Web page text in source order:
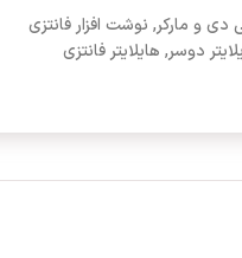
دی و مارکر, نوشت افزار فانتزی
دوسر, هایلایتر فانتزی